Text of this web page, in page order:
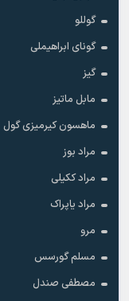
گوللو
گونای ابراهیملی
گیز
مابل ماتیز
ماهسون کیرمیزی گول
مراد بوز
مراد ککیلی
مراد یاپراک
مرو
مسلم گورسس
مصطفی صندل